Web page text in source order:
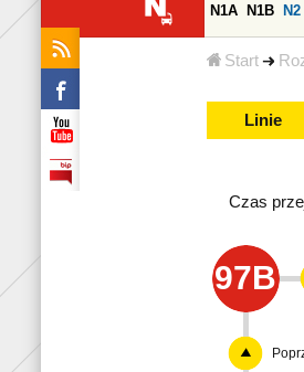
Start
N1A N1B N2
Linie
Czas
97B